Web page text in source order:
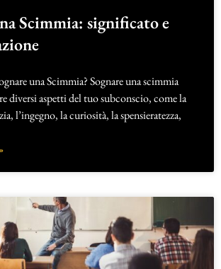
Scimmia: significato e
una Scimmia? Sognare una scimmia
diversi aspetti del tuo subconscio, come la
l’ingegno, la curiosità, la spensieratezza,